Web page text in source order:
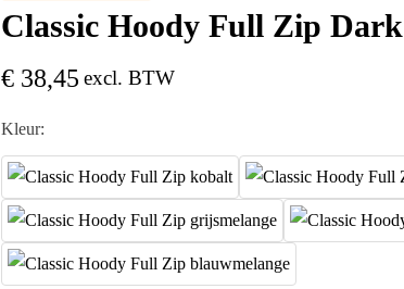
Classic Hoody Full Zip
€ 38,45 excl. BTW
Kleur: